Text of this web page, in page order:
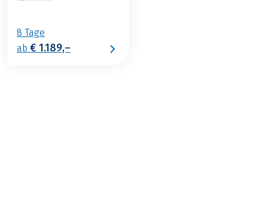
8 Tage
ab € 1.189,–